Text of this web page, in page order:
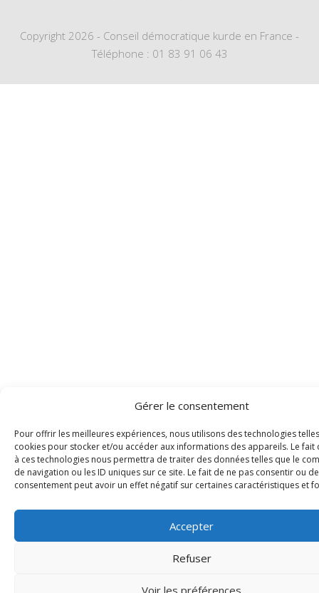
Gérer le consentement
Pour offrir les meilleures expériences, nous utilisons des technologies
cookies pour stocker et/ou accéder aux informations des appareils. Le fait
à ces technologies nous permettra de traiter des données telles que le
de navigation ou les ID uniques sur ce site. Le fait de ne pas consentir ou
consentement peut avoir un effet négatif sur certaines caractéristiques et
Accepter
Refuser
Voir les préférences
Copyright 2026 - Conseil démocratique kurde en France -
Téléphone : 01 83 91 06 43